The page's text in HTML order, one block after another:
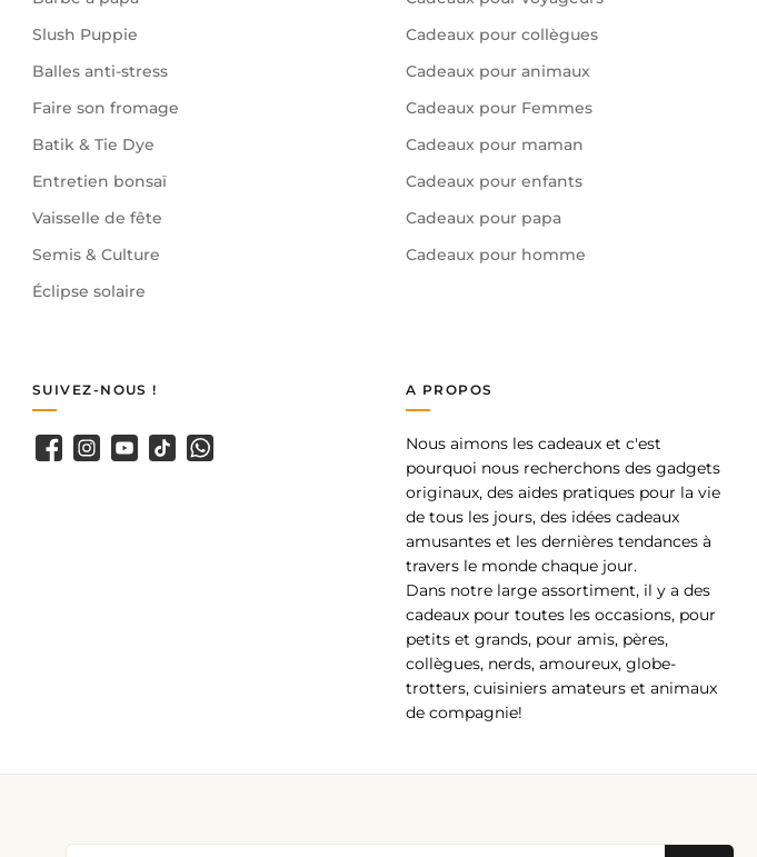
Slush Puppie
Balles anti-stress
Faire son fromage
Batik & Tie Dye
Entretien bonsaï
Vaisselle de fête
Semis & Culture
Éclipse solaire
Cadeaux pour collègues
Cadeaux pour animaux
Cadeaux pour Femmes
Cadeaux pour maman
Cadeaux pour enfants
Cadeaux pour papa
Cadeaux pour homme
A PROPOS
Nous aimons les cadeaux et c'est
pourquoi nous recherchons des gadgets
originaux, des aides pratiques pour la vie
de tous les jours, des idées cadeaux
amusantes et les dernières tendances à
travers le monde chaque jour.
Dans notre large assortiment, il y a des
cadeaux pour toutes les occasions, pour
petits et grands, pour amis, pères,
collègues, nerds, amoureux, globe-
trotters, cuisiniers amateurs et animaux
de compagnie!
SUIVEZ-NOUS !
Facebook
Instagram
YouTubeTikTokWhatsApp